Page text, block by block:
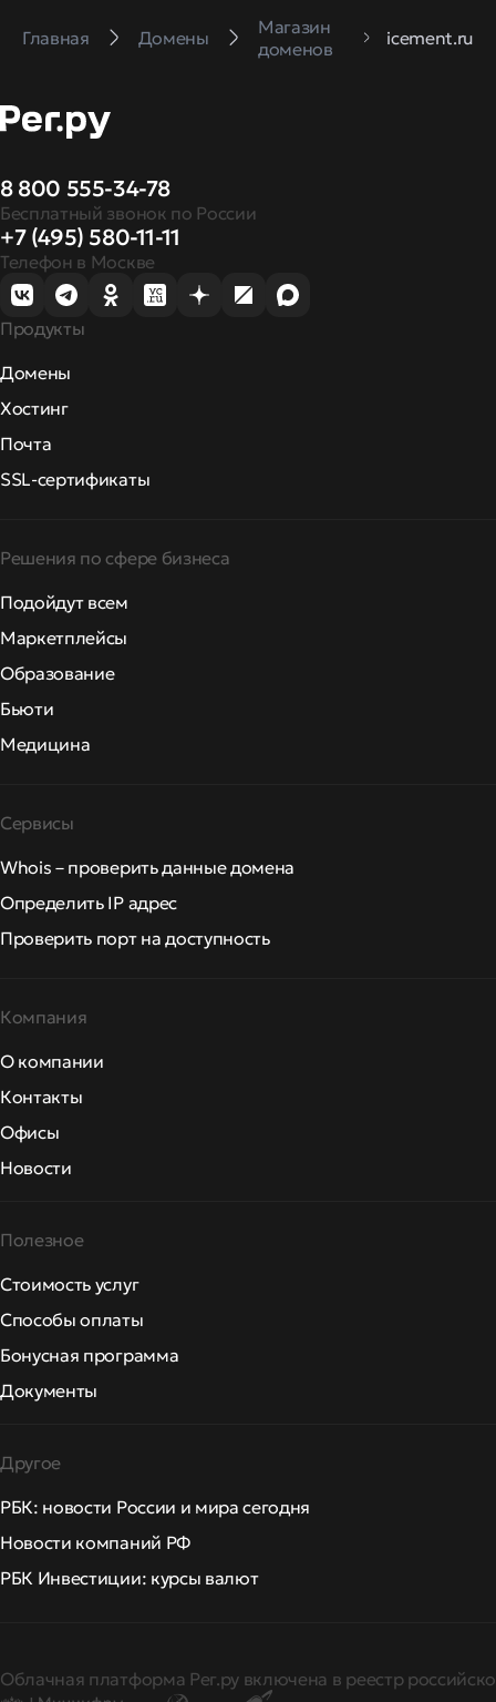
Главная Домены
Магазин
доменов
icement.ru
8 800 555-34-78
Бесплатный звонок по России
+7 (495) 580-11-11
Телефон в Москве
Продукты
Домены
Хостинг
Почта
SSL-сертификаты
Решения по сфере бизнеса
Подойдут всем
Маркетплейсы
Образование
Бьюти
Медицина
Сервисы
Whois – проверить данные домена
Определить IP адрес
Проверить порт на доступность
Компания
О компании
Контакты
Офисы
Новости
Полезное
Стоимость услуг
Способы оплаты
Бонусная программа
Документы
Другое
РБК: новости России и мира сегодня
Новости компаний РФ
РБК Инвестиции: курсы валют
Облачная платформа Рег.ру включена в реестр